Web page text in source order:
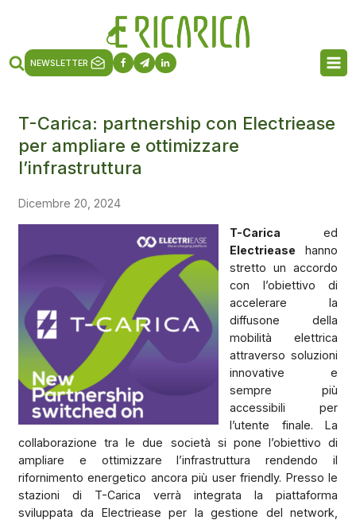
NEWSLETTER
T-Carica: partnership con Electriease
per ampliare e ottimizzare
l’infrastruttura
Dicembre 20, 2024
T-Carica ed
Electriease hanno
stretto un accordo
con l’obiettivo di
accelerare la
diffusone della
mobilità elettrica
attraverso soluzioni
innovative e
sempre più
accessibili per
l’utente finale. La
collaborazione tra le due società si pone l’obiettivo di
ampliare e ottimizzare l’infrastruttura rendendo il
rifornimento energetico ancora più user friendly. Presso le
stazioni di T-Carica verrà integrata la piattaforma
sviluppata da Electriease per la gestione del network,